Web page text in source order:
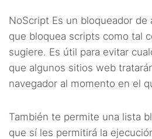
NoScript Es un bloqueador de
que bloquea scripts como tal
sugiere. Es útil para evitar
que algunos sitios web
navegador al momento en el
También te permite una lista
que sí les permitirá la